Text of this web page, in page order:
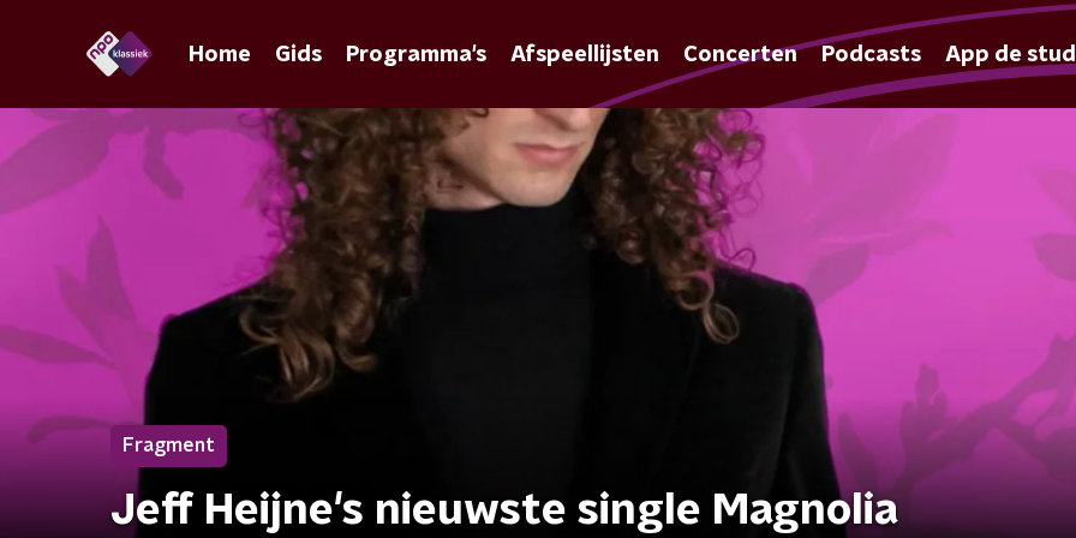
Home Gids Programma's Afspeellijsten Concerten Podcasts App de
Fragment
Jeff Heijne's nieuwste single Magnolia